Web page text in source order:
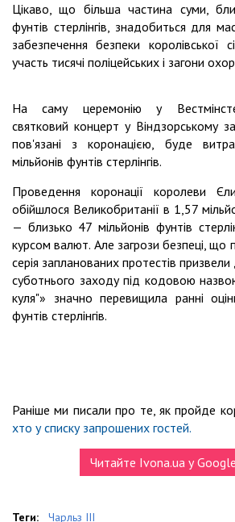
Цікаво, що більша частина суми,
фунтів стерлінгів, знадобиться для
забезпечення безпеки королівської
участь тисячі поліцейських і загони
На саму церемонію у
святковий концерт у Віндзорському
пов'язані з коронацією, буде
мільйонів фунтів стерлінгів.
Проведення коронації королеви
обійшлося Великобританії в 1,57
— близько 47 мільйонів фунтів
курсом валют. Але загрози безпеці, що
серія запланованих протестів
суботнього заходу під кодовою
куля"» значно перевищила ранні
фунтів стерлінгів.
Раніше ми писали про те, як пройде
хто у списку запрошених гостей.
Читайте Ivona.ua у
Теги: Чарльз III